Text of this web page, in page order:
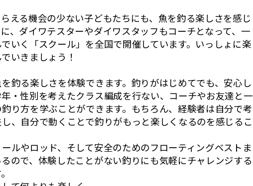
える機会の少ない子どもたちにも、魚を釣る楽しさを感じ
、ダイワテスターやダイワスタッフもコーチとなって、一
いく「スクール」を全国で開催しています。いっしょに楽
いきましょう！
釣る楽しさを体験できます。釣りがはじめてでも、安心し
・性別を考えたクラス編成を行ない、コーチやお友達と一
り方を学ぶことができます。もちろん、経験者は自分で考
、自分で動くことで釣りがもっと楽しくなるのを感じるこ
ルやロッド、そして安全のためのフローティングベストま
ので、体験したことがない釣りにも気軽にチャレンジする